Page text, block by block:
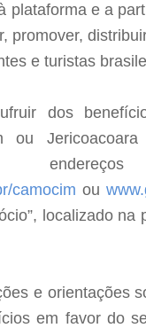
plataforma e a
promover,
e turistas
dos
ou
camocim ou
localizado
e orientações
em favor do